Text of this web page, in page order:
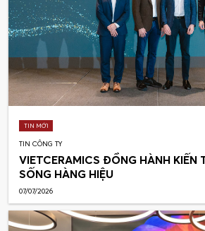
TIN MỚI
TIN CÔNG TY
VIETCERAMICS ĐỒNG HÀNH KIẾN
SỐNG HÀNG HIỆU
07/07/2026